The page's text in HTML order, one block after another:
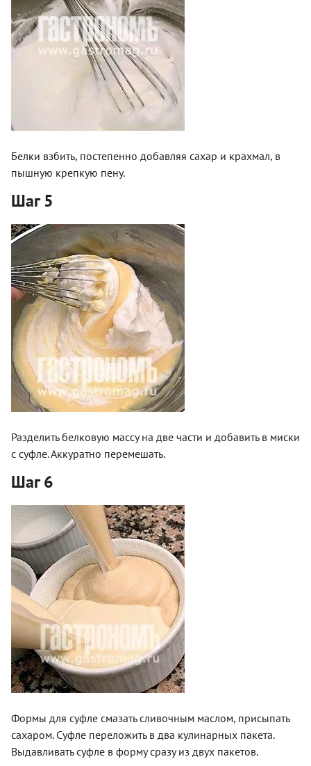
Белки взбить, постепенно добавляя сахар и крахмал, в
пышную крепкую пену.
Шаг 5
Разделить белковую массу на две части и добавить в миски
с суфле. Аккуратно перемешать.
Шаг 6
Формы для суфле смазать сливочным маслом, присыпать
сахаром. Суфле переложить в два кулинарных пакета.
Выдавливать суфле в форму сразу из двух пакетов.